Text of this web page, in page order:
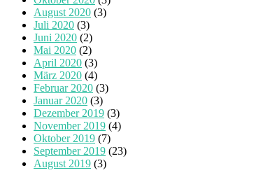
August 2020 (3)
Juli 2020 (3)
Juni 2020 (2)
Mai 2020 (2)
April 2020 (3)
März 2020 (4)
Februar 2020 (3)
Januar 2020 (3)
Dezember 2019 (3)
November 2019 (4)
Oktober 2019 (7)
September 2019 (23)
August 2019 (3)